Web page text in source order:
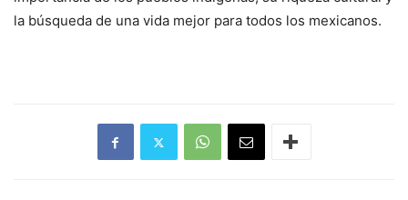
la búsqueda de una vida mejor para todos los mexicanos.